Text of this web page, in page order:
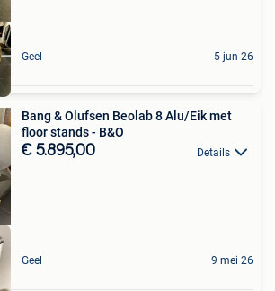
Geel 5 jun 26
Bang & Olufsen Beolab 8 Alu/Eik met
floor stands - B&O
€ 5.895,00 Details
Geel 9 mei 26